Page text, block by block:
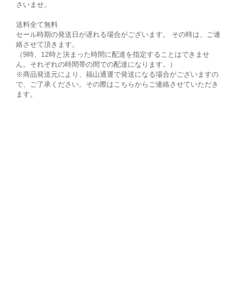
さいませ。
送料全て無料
セール時期の発送日が遅れる場合がございます。 その時は、ご連
絡させて頂きます。
（9時、12時と決まった時間に配達を指定することはできませ
ん。それぞれの時間帯の間での配達になります。）
※商品発送元により、福山通運で発送になる場合がございますの
で、ご了承ください。その際はこちらからご連絡させていただき
ます。